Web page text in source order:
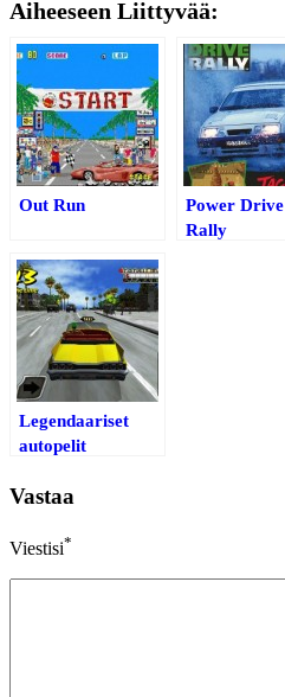
Aiheeseen Liittyvää:
Out Run
Power Drive
Rally
Legendaariset
autopelit
Vastaa
Viestisi*